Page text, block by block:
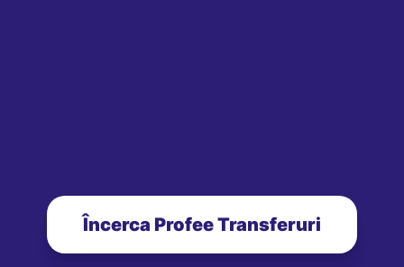
Încerca Profee Transferuri